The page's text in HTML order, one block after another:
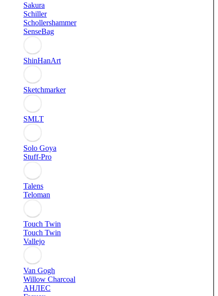
Sakura
Schiller
Schollershammer
SenseBag
ShinHanArt
Sketchmarker
SMLT
Solo Goya
Stuff-Pro
Talens
Teloman
Touch Twin
Touch Twin
Vallejo
Van Gogh
Willow Charcoal
АНЛЕС